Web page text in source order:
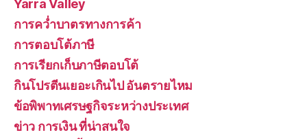
Yarra Valley
การคว่ำบาตรทางการค้า
การตอบโต้ภาษี
การเรียกเก็บภาษีตอบโต้
กินโปรตีนเยอะเกินไป อันตรายไหม
ข้อพิพาทเศรษฐกิจระหว่างประเทศ
ข่าว การเงิน ที่น่าสนใจ